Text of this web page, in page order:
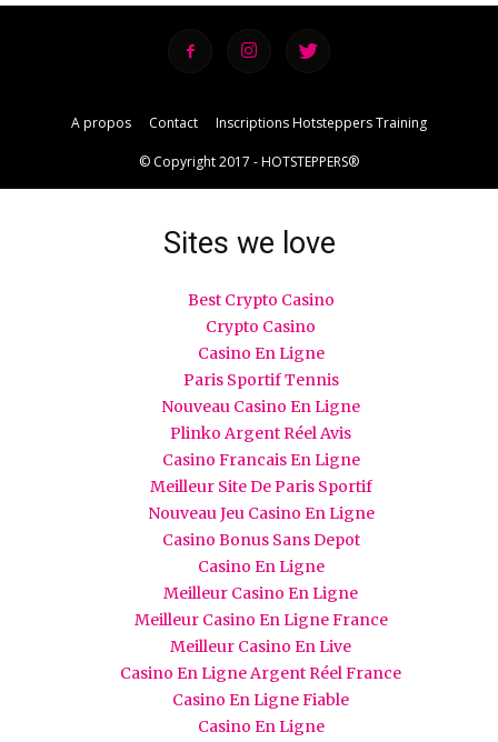
A propos Contact Inscriptions Hotsteppers Training
© Copyright 2017 - HOTSTEPPERS®
Sites we love
Best Crypto Casino
Crypto Casino
Casino En Ligne
Paris Sportif Tennis
Nouveau Casino En Ligne
Plinko Argent Réel Avis
Casino Francais En Ligne
Meilleur Site De Paris Sportif
Nouveau Jeu Casino En Ligne
Casino Bonus Sans Depot
Casino En Ligne
Meilleur Casino En Ligne
Meilleur Casino En Ligne France
Meilleur Casino En Live
Casino En Ligne Argent Réel France
Casino En Ligne Fiable
Casino En Ligne